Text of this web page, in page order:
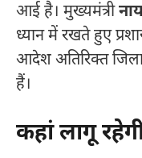
आई है। मुख्यमंत्री
ध्यान में रखते हुए
आदेश अतिरिक्त
हैं।
कहां लागू